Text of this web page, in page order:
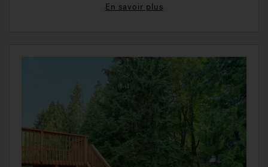
En savoir plus